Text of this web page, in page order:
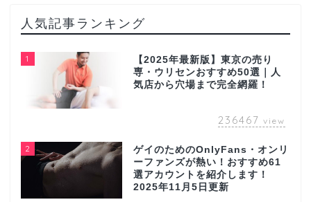
人気記事ランキング
1
【2025年最新版】東京の売り
専・ウリセンおすすめ50選｜人
気店から穴場まで完全網羅！
236467 view
2
ゲイのためのOnlyFans・オンリ
ーファンズが熱い！おすすめ61
選アカウントを紹介します！
2025年11月5日更新